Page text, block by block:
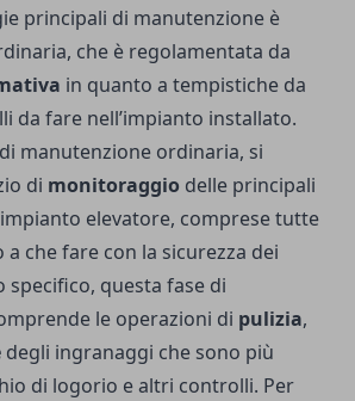
principali di manutenzione è
che è regolamentata da
in quanto a tempistiche da
da fare nell’impianto installato.
manutenzione ordinaria, si
di monitoraggio delle principali
elevatore, comprese tutte
a che fare con la sicurezza dei
specifico, questa fase di
le operazioni di pulizia,
degli ingranaggi che sono più
di logorio e altri controlli. Per